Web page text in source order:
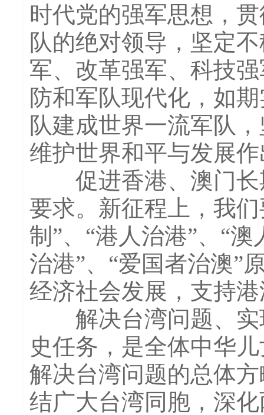
时代党的强军思想，
队的绝对领导，坚定
军、改革强军、科技
防和军队现代化，如
队建成世界一流军队
维护世界和平与发展
促进香港、澳门长
要求。新征程上，我
制”、“港人治港”、“
治港”、“爱国者治澳”
经济社会发展，支持
解决台湾问题、实
史任务，是全体中华
解决台湾问题的总体
结广大台湾同胞，深